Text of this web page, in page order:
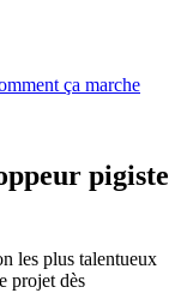
ça marche
pigiste
les plus talentueux
projet dès